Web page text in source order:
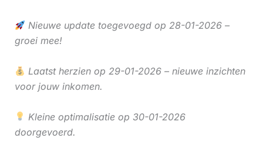
Nieuwe update toegevoegd op 28-01-2026 –
groei mee!
Laatst herzien op 29-01-2026 – nieuwe inzichten
voor jouw inkomen.
Kleine optimalisatie op 30-01-2026
doorgevoerd.